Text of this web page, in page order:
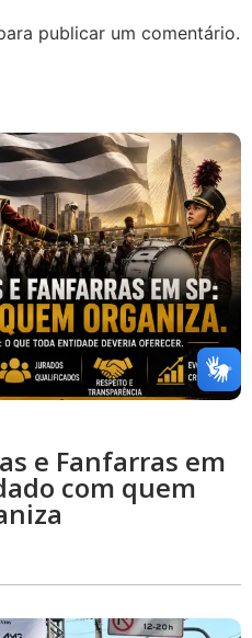
publicar um comentário.
e Fanfarras em
com quem